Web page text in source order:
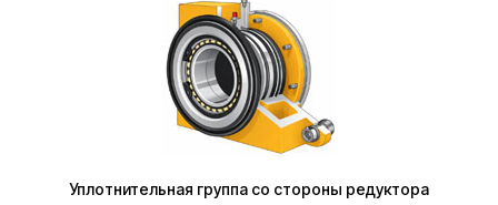
Уплотнительная группа со стороны редуктора